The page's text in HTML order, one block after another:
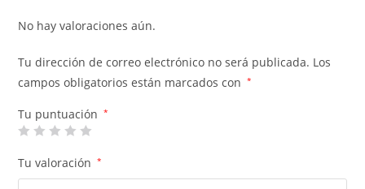
No hay valoraciones aún.
Tu dirección de correo electrónico no será publicada. Los
campos obligatorios están marcados con
*
Tu puntuación *
Tu valoración *